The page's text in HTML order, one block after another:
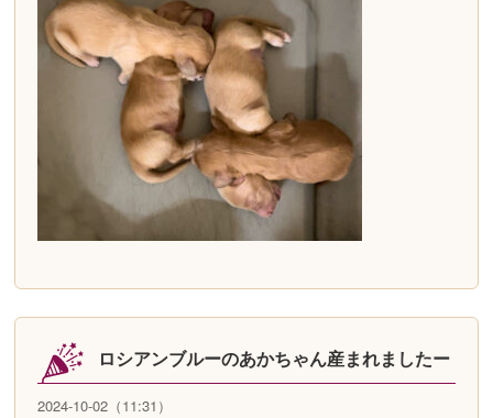
ロシアンブルーのあかちゃん産まれましたー
2024-10-02（11:31）